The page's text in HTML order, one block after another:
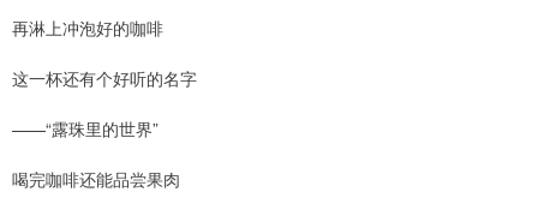
再淋上冲泡好的咖啡
这一杯还有个好听的名字
——“露珠里的世界”
喝完咖啡还能品尝果肉